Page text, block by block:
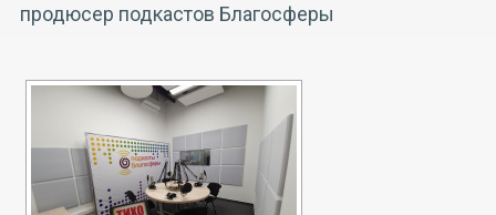
продюсер подкастов Благосферы